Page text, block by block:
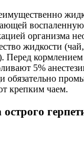
воспаленную
организма
жидкости
Перед
5%
обязательно
крепким чаем.